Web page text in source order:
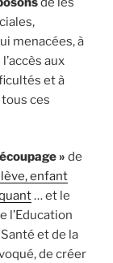
menacées, à
aux
et à
ces
» de
enfant
… et le
l’Education
et de la
de créer